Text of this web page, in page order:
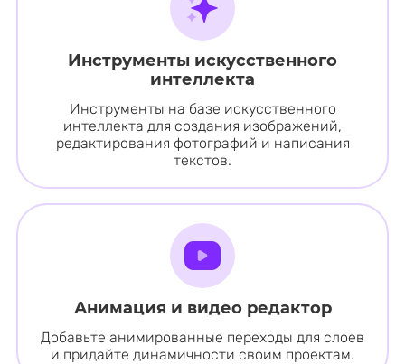
Инструменты искусственного
интеллекта
Инструменты на базе искусственного
интеллекта для создания изображений,
редактирования фотографий и написания
текстов.
Анимация и видео редактор
Добавьте анимированные переходы для слоев
и придайте динамичности своим проектам.